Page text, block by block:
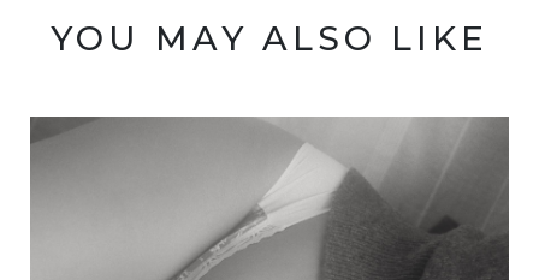
YOU MAY ALSO LIKE